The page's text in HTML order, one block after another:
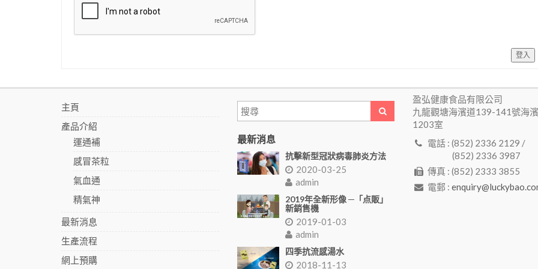
登入
主頁
產品介紹
運通補
感冒茶粒
氣血通
精氣神
最新消息
生產流程
網上預購
最新消息
抗擊新型冠狀病毒肺炎方法
2020-03-25
admin
2019年全新形像 ─「点販」
新銷售機
2019-01-03
admin
四季抗流感湯水
2018-11-13
盈弘健康食品有限公司
九龍觀塘海濱道139-141號海
1203室
電話 : (852) 2336 2129 /
(852) 2336 3987
傳真 : (852) 2333 3855
電郵 :